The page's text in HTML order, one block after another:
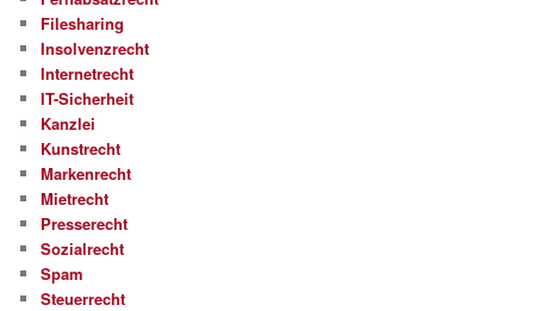
Filesharing
Insolvenzrecht
Internetrecht
IT-Sicherheit
Kanzlei
Kunstrecht
Markenrecht
Mietrecht
Presserecht
Sozialrecht
Spam
Steuerrecht